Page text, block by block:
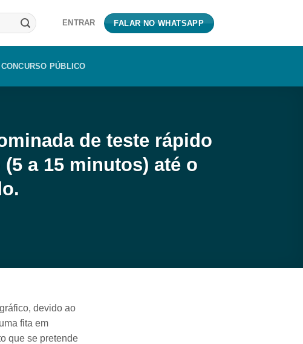
ENTRAR FALAR NO WHATSAPP
CONCURSO PÚBLICO
de teste rápido
a 15 minutos) até o
devido ao
fita em
que se pretende